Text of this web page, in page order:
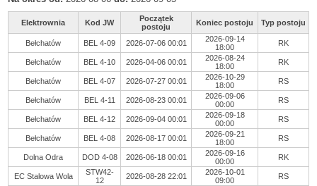
Elektrownia Kod JW
Początek
postoju
Koniec postoju Typ postoju
Bełchatów BEL 4-09 2026-07-06 00:01
2026-09-14
18:00
RK
Bełchatów BEL 4-10 2026-04-06 00:01
2026-08-24
18:00
RK
Bełchatów BEL 4-07 2026-07-27 00:01
2026-10-29
18:00
RS
Bełchatów BEL 4-11 2026-08-23 00:01
2026-09-06
00:00
RS
Bełchatów BEL 4-12 2026-09-04 00:01
2026-09-18
00:00
RS
Bełchatów BEL 4-08 2026-08-17 00:01
2026-09-21
18:00
RS
Dolna Odra DOD 4-08 2026-06-18 00:01
2026-09-16
00:00
RK
EC Stalowa Wola
STW42-
12
2026-08-28 22:01
2026-10-01
09:00
RS